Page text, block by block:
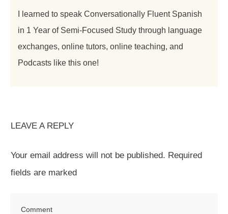
I learned to speak Conversationally Fluent Spanish
in 1 Year of Semi-Focused Study through language
exchanges, online tutors, online teaching, and
Podcasts like this one!
LEAVE A REPLY
Your email address will not be published. Required
fields are marked